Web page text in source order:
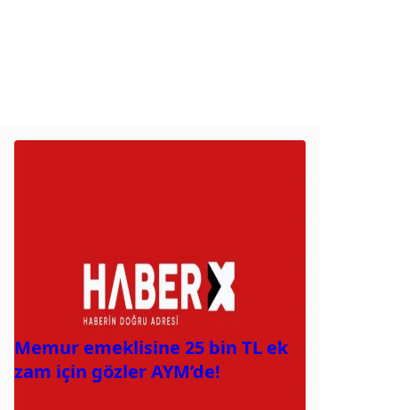
Memur emeklisine 25 bin TL ek
zam için gözler AYM’de!